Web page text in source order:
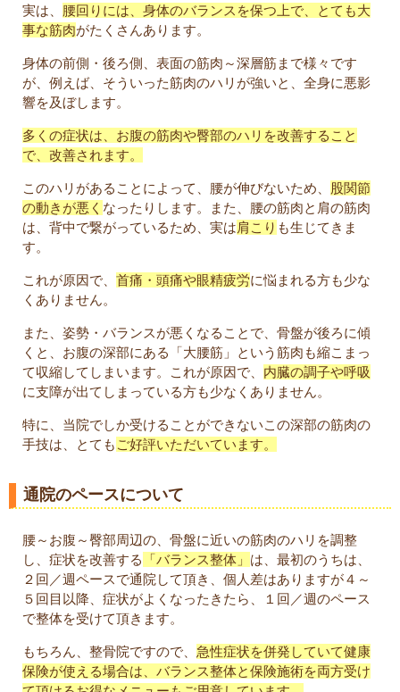
実は、 腰回りには、身体のバランスを保つ上で、とても大
事な筋肉がたくさんあります。
身体の前側・後ろ側、表面の筋肉～深層筋まで様々です
が、例えば、そういった筋肉のハリが強いと、全身に悪影
響を及ぼします。
多くの症状は、お腹の筋肉や臀部のハリを改善すること
で、改善されます。
このハリがあることによって、腰が伸びないため、
股関節
の動きが悪く なったりします。また、腰の筋肉と肩の筋肉
は、背中で繋がっているため、実は肩こり も生じてきま
す。
これが原因で、 首痛・頭痛や眼精疲労に悩まれる方も少な
くありません。
また、姿勢・バランスが悪くなることで、骨盤が後ろに傾
くと、お腹の深部にある「大腰筋」という筋肉も縮こまっ
て収縮してしまいます。これが原因で、 内臓の調子や呼吸
に支障が出てしまっている方も少なくありません。
特に、当院でしか受けることができないこの深部の筋肉の
手技は、とても ご好評いただいています。
通院のペースについて
腰～お腹～臀部周辺の、骨盤に近いの筋肉のハリを調整
し、症状を改善する
「バランス整体」 は、最初のうちは、
２回／週ペースで通院して頂き、個人差はありますが４～
５回目以降、症状がよくなったきたら、１回／週のペース
で整体を受けて頂きます。
もちろん、整骨院ですので、 急性症状を併発していて健康
保険が使える場合は、バランス整体と保険施術を両方受け